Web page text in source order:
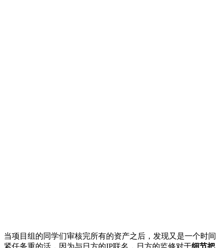
当项目组的同学们审核完所有的资产之后，发现又是一个时间
紧任务重的活，因为与日方的IP联名，日方的监修对于细节把